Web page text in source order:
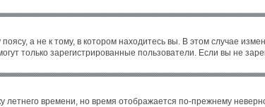
а не к тому, в котором находитесь вы. В этом случае
только зарегистрированные пользователи. Если вы не
летнего времени, но время отображается по-прежнему